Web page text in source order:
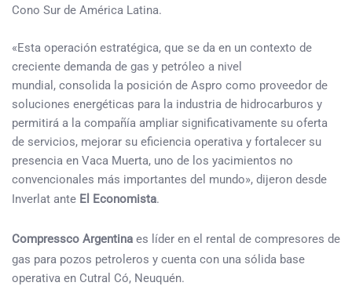
Cono Sur de América Latina.
«Esta operación estratégica, que se da en un contexto de
creciente demanda de gas y petróleo a nivel
mundial, consolida la posición de Aspro como proveedor de
soluciones energéticas para la industria de hidrocarburos y
permitirá a la compañía ampliar significativamente su oferta
de servicios, mejorar su eficiencia operativa y fortalecer su
presencia en Vaca Muerta, uno de los yacimientos no
convencionales más importantes del mundo», dijeron desde
Inverlat ante El Economista.
Compressco Argentina es líder en el rental de compresores de
gas para pozos petroleros y cuenta con una sólida base
operativa en Cutral Có, Neuquén.